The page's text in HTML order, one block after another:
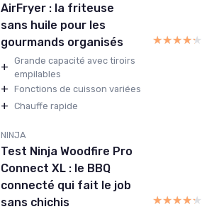
AirFryer : la friteuse
sans huile pour les
gourmands organisés
+ Grande capacité avec tiroirs
empilables
+ Fonctions de cuisson variées
+ Chauffe rapide
★★★★★
★★★★★
NINJA
Test Ninja Woodfire Pro
Connect XL : le BBQ
connecté qui fait le job
sans chichis
★★★★★
★★★★★